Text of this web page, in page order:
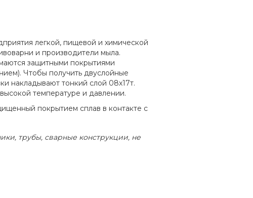
легкой, пищевой и химической
и производители мыла.
защитными покрытиями
Чтобы получить двуслойные
накладывают тонкий слой 08х17т.
температуре и давлении.
покрытием сплав в контакте с
трубы, сварные конструкции, не